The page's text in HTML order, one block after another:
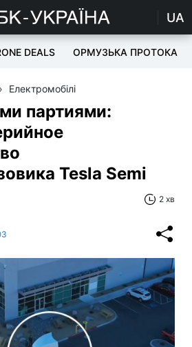
UA
DEALS ОРМУЗЬКА ПРОТОКА
Електромобілі
партиями:
Tesla Semi
2 хв